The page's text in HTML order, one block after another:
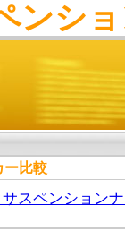
ンシ
ー比較
スペンション